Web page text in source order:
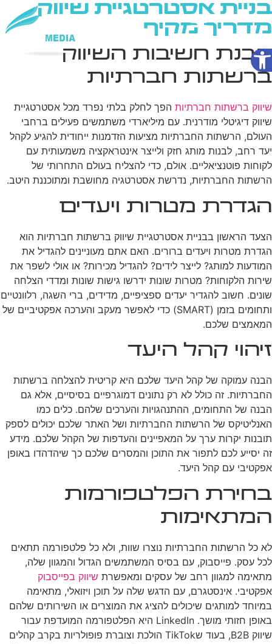
פתח סרגל נגישות
בניית אסטרטגיית שיווק
מדריך מקיף
הבנת חשיבות השיווק
ברשתות חברתיות
שיווק ברשתות חברתיות הפך לחלק בלתי נפרד מכל אסטרטגיית
שיווק דיגיטלי מודרנית. עם מיליארדי משתמשים פעילים ברחבי
העולם, הרשתות החברתיות מציעות הזדמנות ייחודית להגיע לקהל
יעד רחב, לבנות מותג חזק ולייצר אינטראקציה משמעותית עם
לקוחות פוטנציאליים. אולם, כדי להצליח בעולם התחרותי של
הרשתות החברתיות, נדרשת אסטרטגיה מחושבת ומתוכננת היטב.
הגדרת מטרות ויעדים
הצעד הראשון בבניית אסטרטגיית שיווק ברשתות חברתיות הוא
הגדרת מטרות ויעדים ברורים. האם אתם מעוניינים להגדיל את
המודעות למותג? לייצר לידים? להגדיל מכירות? או אולי לשפר את
שירות הלקוחות? מטרות שונות ידרשו גישות שונות ומדדי הצלחה
שונים. חשוב להגדיר יעדים ספציפיים, מדידים, ברי השגה, רלוונטיים
ותחומים בזמן (SMART) כדי לאפשר מעקב והערכה אפקטיביים של
המאמצים שלכם.
זיהוי קהל היעד
הבנה עמוקה של קהל היעד שלכם היא קריטית להצלחה ברשתות
החברתיות. זה כולל לא רק נתונים דמוגרפיים בסיסיים, אלא גם
הבנה של התחומים, ההתנהגויות והערכים שלהם. כלים כמו
האנליטיקס של הרשתות החברתיות ושל האתר שלכם יכולים לספק
תובנות יקרות ערך על המאפיינים והעדפות של הקהל שלכם. מידע
זה יסייע לכם לתפור את התוכן והמסרים שלכם כך שיהדהדו באופן
אפקטיבי עם קהל היעד.
בחירת הפלטפורמות
המתאימות
לא כל הרשתות החברתיות נוצרו שוות, ולא כל פלטפורמה תתאים
לכל עסק. פייסבוק, עם בסיס המשתמשים הגדול והמגוון שלה,
מתאימה למגוון רחב של עסקים ומאפשרת שיווק בפייסבוק
אפקטיבי. אינסטגרם, עם הדגש שלה על תוכן ויזואלי, מתאימה
במיוחד למותגים שיכולים להציג את המוצרים או השירותים שלהם
באופן חזותי מושך. LinkedIn היא הפלטפורמה המועדפת עבור
שיווק B2B, בעוד שTikTok הולכת וצוברת פופולריות בקרב קהלים